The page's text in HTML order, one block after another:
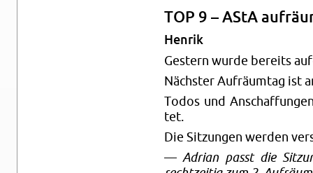
TOP 9 – AStA
Hen­rik
Ges­tern wurde be­reits
Nächs­ter Auf­räum­tag ist
Todos und
tet.
Die Sit­zun­gen wer­den
— Adri­an passt die